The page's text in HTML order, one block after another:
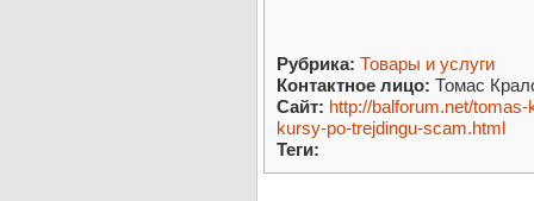
Рубрика: Товары и услуги
Контактное лицо: Томас
Сайт: http://balforum.net/
kursy-po-trejdingu-scam.html
Теги: